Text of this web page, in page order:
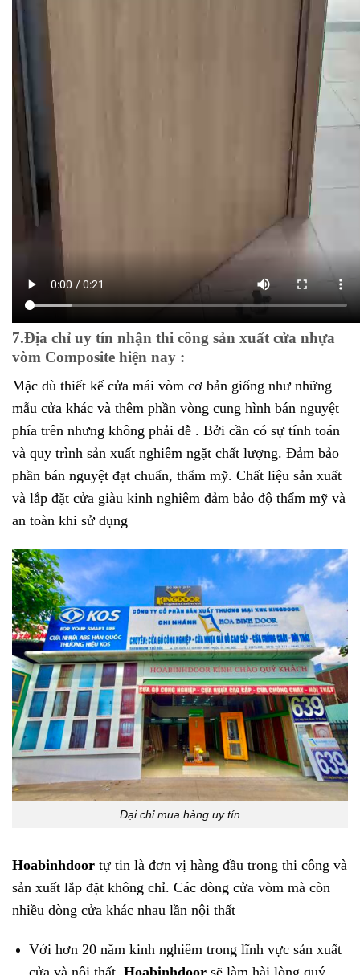
7.Địa chỉ uy tín nhận thi công sản xuất cửa nhựa
vòm Composite hiện nay :
Mặc dù thiết kế cửa mái vòm cơ bản giống như những
mẫu cửa khác và thêm phần vòng cung hình bán nguyệt
phía trên nhưng không phải dễ . Bởi cần có sự tính toán
và quy trình sản xuất nghiêm ngặt chất lượng. Đảm bảo
phần bán nguyệt đạt chuẩn, thẩm mỹ. Chất liệu sản xuất
và lắp đặt cửa giàu kinh nghiêm đảm bảo độ thẩm mỹ và
an toàn khi sử dụng
Đại chỉ mua hàng uy tín
Hoabinhdoor tự tin là đơn vị hàng đầu trong thi công và
sản xuất lắp đặt không chỉ. Các dòng cửa vòm mà còn
nhiều dòng cửa khác nhau lần nội thất
Với hơn 20 năm kinh nghiêm trong lĩnh vực sản xuất